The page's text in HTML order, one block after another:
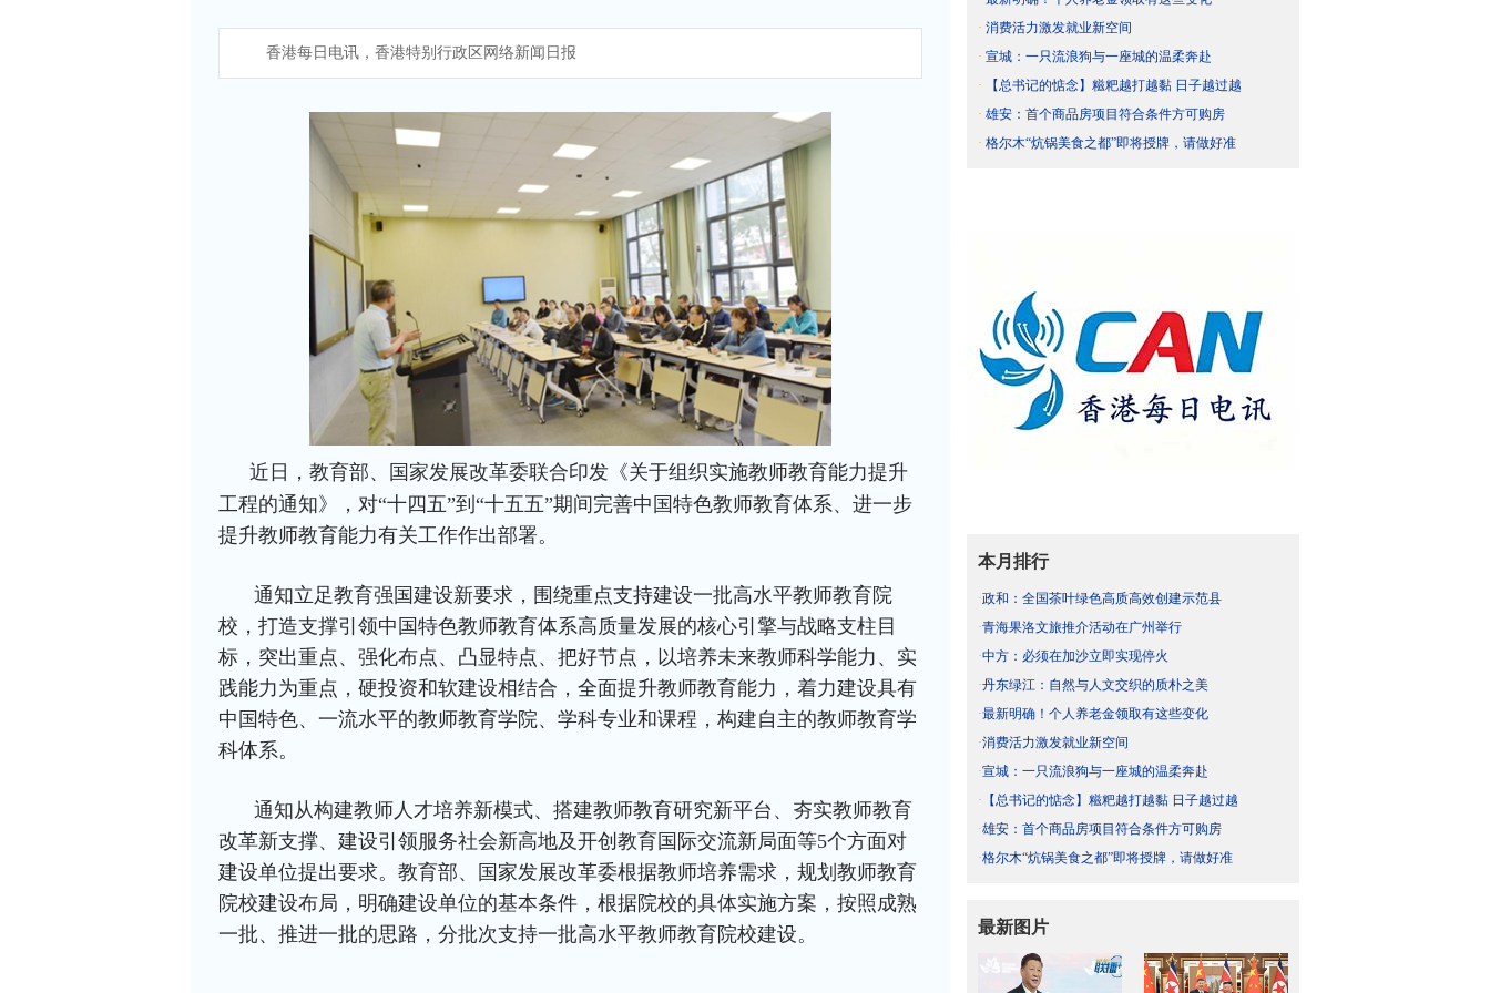
香港每日电讯，香港特别行政区网络新闻日报
近日，教育部、国家发展改革委联合印发《关于组织实施教师教育能力提升
工程的通知》，对“十四五”到“十五五”期间完善中国特色教师教育体系、进一步
提升教师教育能力有关工作作出部署。
通知立足教育强国建设新要求，围绕重点支持建设一批高水平教师教育院
校，打造支撑引领中国特色教师教育体系高质量发展的核心引擎与战略支柱目
标，突出重点、强化布点、凸显特点、把好节点，以培养未来教师科学能力、实
践能力为重点，硬投资和软建设相结合，全面提升教师教育能力，着力建设具有
中国特色、一流水平的教师教育学院、学科专业和课程，构建自主的教师教育学
科体系。
通知从构建教师人才培养新模式、搭建教师教育研究新平台、夯实教师教育
改革新支撑、建设引领服务社会新高地及开创教育国际交流新局面等5个方面对
建设单位提出要求。教育部、国家发展改革委根据教师培养需求，规划教师教育
院校建设布局，明确建设单位的基本条件，根据院校的具体实施方案，按照成熟
一批、推进一批的思路，分批次支持一批高水平教师教育院校建设。
· 消费活力激发就业新空间
· 宣城：一只流浪狗与一座城的温柔奔赴
·
【总书记的惦念】糍粑越打越黏 日子越过越
· 雄安：首个商品房项目符合条件方可购房
· 格尔木“炕锅美食之都”即将授牌，请做好准
本月排行
·政和：全国茶叶绿色高质高效创建示范县
·青海果洛文旅推介活动在广州举行
·中方：必须在加沙立即实现停火
·丹东绿江：自然与人文交织的质朴之美
·最新明确！个人养老金领取有这些变化
·消费活力激发就业新空间
·宣城：一只流浪狗与一座城的温柔奔赴
· 【总书记的惦念】糍粑越打越黏 日子越过越
·雄安：首个商品房项目符合条件方可购房
·格尔木“炕锅美食之都”即将授牌，请做好准
最新图片